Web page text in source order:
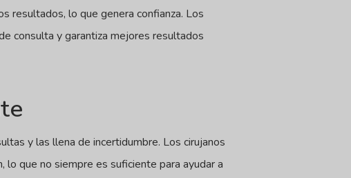
resultados, lo que genera confianza. Los
consulta y garantiza mejores resultados
y las llena de incertidumbre. Los cirujanos
que no siempre es suficiente para ayudar a